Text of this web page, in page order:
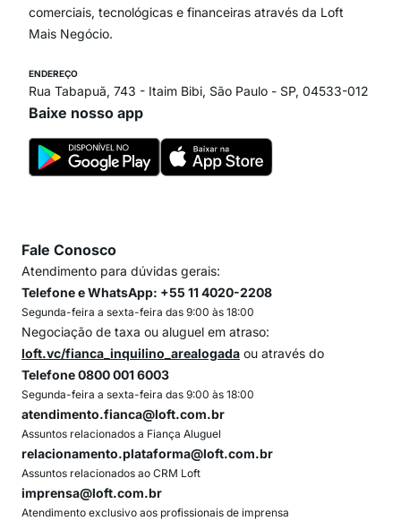
comerciais, tecnológicas e financeiras através da Loft
Mais Negócio.
ENDEREÇO
Rua Tabapuã, 743 - Itaim Bibi, São Paulo - SP, 04533-012
Baixe nosso app
Fale Conosco
Atendimento para dúvidas gerais:
Telefone e WhatsApp: +55 11 4020-2208
Segunda-feira a sexta-feira das 9:00 às 18:00
Negociação de taxa ou aluguel em atraso:
loft.vc/fianca_inquilino_arealogada ou através do
Telefone 0800 001 6003
Segunda-feira a sexta-feira das 9:00 às 18:00
atendimento.fianca@loft.com.br
Assuntos relacionados a Fiança Aluguel
relacionamento.plataforma@loft.com.br
Assuntos relacionados ao CRM Loft
imprensa@loft.com.br
Atendimento exclusivo aos profissionais de imprensa